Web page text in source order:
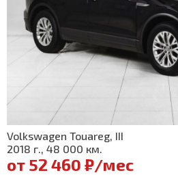
Volkswagen Touareg, III
2018 г., 48 000 км.
от 52 460 ₽/мес